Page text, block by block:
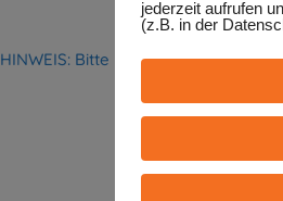
HINWEIS: Bitte haben Sie
jederzeit aufrufen
(z.B. in der